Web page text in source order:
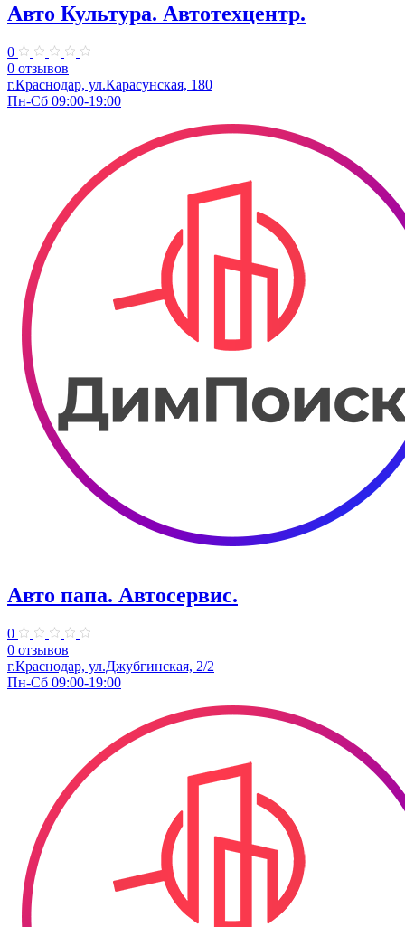
Авто Культура. ​Автотехцентр.
0
0 отзывов
​г.Краснодар, ул.Карасунская, 180
Пн-Сб 09:00-19:00
Авто папа. ​Автосервис.
0
0 отзывов
г.Краснодар, ул.Джубгинская, 2/2
Пн-Сб 09:00-19:00